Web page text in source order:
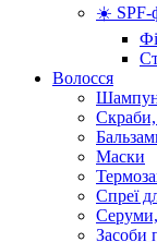
☀️ SPF-
Волосся
Скраби,
Маски
Спреї
Засоби